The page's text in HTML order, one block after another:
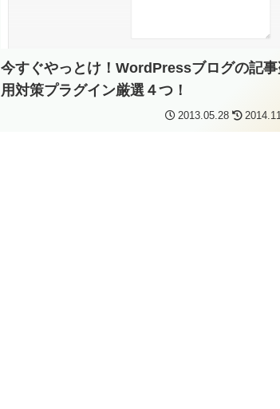
今すぐやっとけ！WordPressブログの記
用対策プラグイン厳選４つ！
2013.05.28